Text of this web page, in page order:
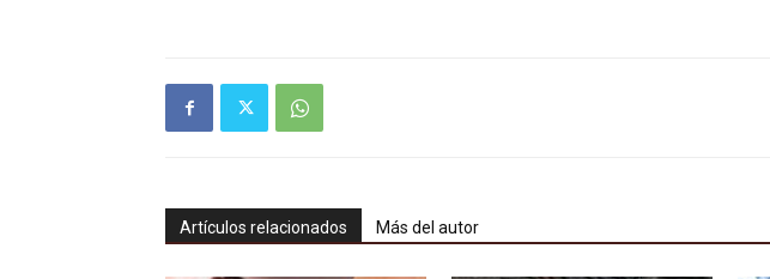
Artículos relacionados Más del autor